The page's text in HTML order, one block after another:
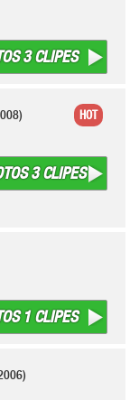
3 CLIPES
3 CLIPES
HOT
1 CLIPES